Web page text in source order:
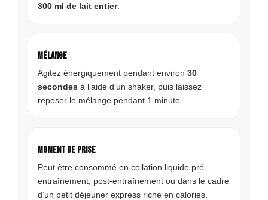
300 ml de lait entier.
Mélange
Agitez énergiquement pendant environ 30
secondes à l’aide d’un shaker, puis laissez
reposer le mélange pendant 1 minute.
Moment de prise
Peut être consommé en collation liquide pré-
entraînement, post-entraînement ou dans le cadre
d’un petit déjeuner express riche en calories.